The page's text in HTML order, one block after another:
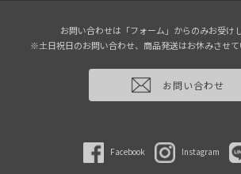
お問い合わせは「フォーム」からのみお受け
※土日祝日のお問い合わせ、商品発送はお休みさせて
お問い合わせ
Facebook Instagram